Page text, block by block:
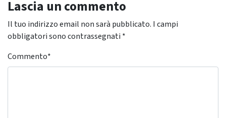
Lascia un commento
Il tuo indirizzo email non sarà pubblicato. I campi
obbligatori sono contrassegnati *
Commento*